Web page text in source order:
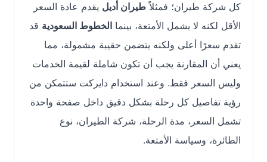
كل شركة طيران؛ فمثلاً طيران أديليقدم عادة السعر
الأقل لكنه لا يشمل الأمتعة، بينماالخطوط السعوديةقد
تقدم سعرًا أعلى ولكنه يتضمن حقيبة مشمولة، مما
يعني أن المقارنة يجب أن تكون شاملة لقيمة الخدمات
وليس السعر فقط. وعند استخدام دايركت ستتمكن من
رؤية تفاصيل كل رحلة بشكل دقيق داخل صفحة واحدة
تشمل السعر، مدة الرحلة، شركة الطيران، نوع
الطائرة، وسياسة الأمتعة.